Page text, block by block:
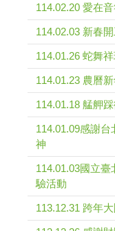
114.02.20 愛在
114.02.03 新春
114.01.26 蛇舞
114.01.23 農曆
114.01.18 艋舺
114.01.09感謝
神
114.01.03國立
驗活動
113.12.31 跨年